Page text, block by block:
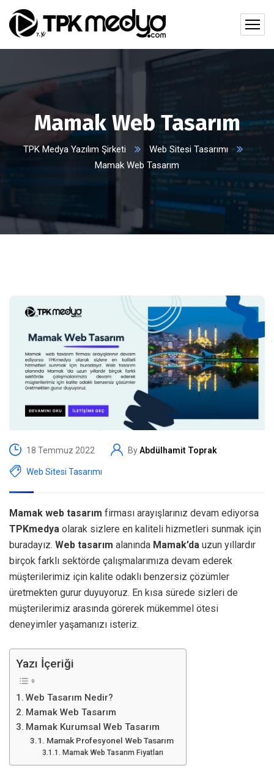
Mamak Web Tasarım
TPK Medya Yazılım Şirketi
Web Sitesi Tasarımı
Mamak Web Tasarım
18 Temmuz 2022 ByAbdülhamit Toprak
Web Sitesi Tasarımı
Mamak web tasarım firması arayışlarınız devam ediyorsa
TPKmedya olarak sizlere en kaliteli hizmetleri sunmak için
buradayız. Web tasarım alanında Mamak’da uzun yıllardır
birçok farklı sektörde çalışmalarımıza devam ederek
müşterilerimiz için kalite odaklı benzersiz çözümler
üretmekten gurur duyuyoruz. En kısa sürede sizleri de
müşterilerimiz arasında görerek mükemmel ötesi
deneyimler yaşamanızı isteriz.
Yazı İçeriği
Web Tasarım Nedir?
Mamak Web Tasarım
Mamak Kurumsal Web Tasarım
Mamak Profesyonel Web Tasarım
Mamak Web Tasarım Fiyatları